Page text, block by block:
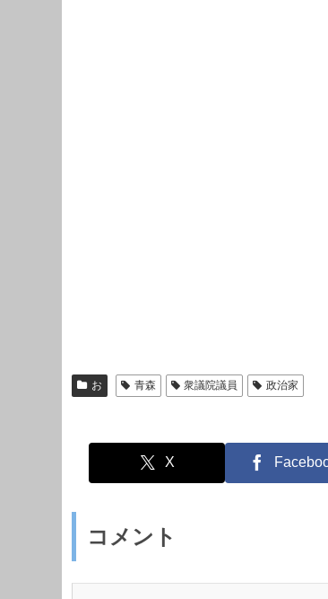
お 青森 衆議院議員 政治家
X
コメント